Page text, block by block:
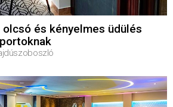
és kényelmes üdülés